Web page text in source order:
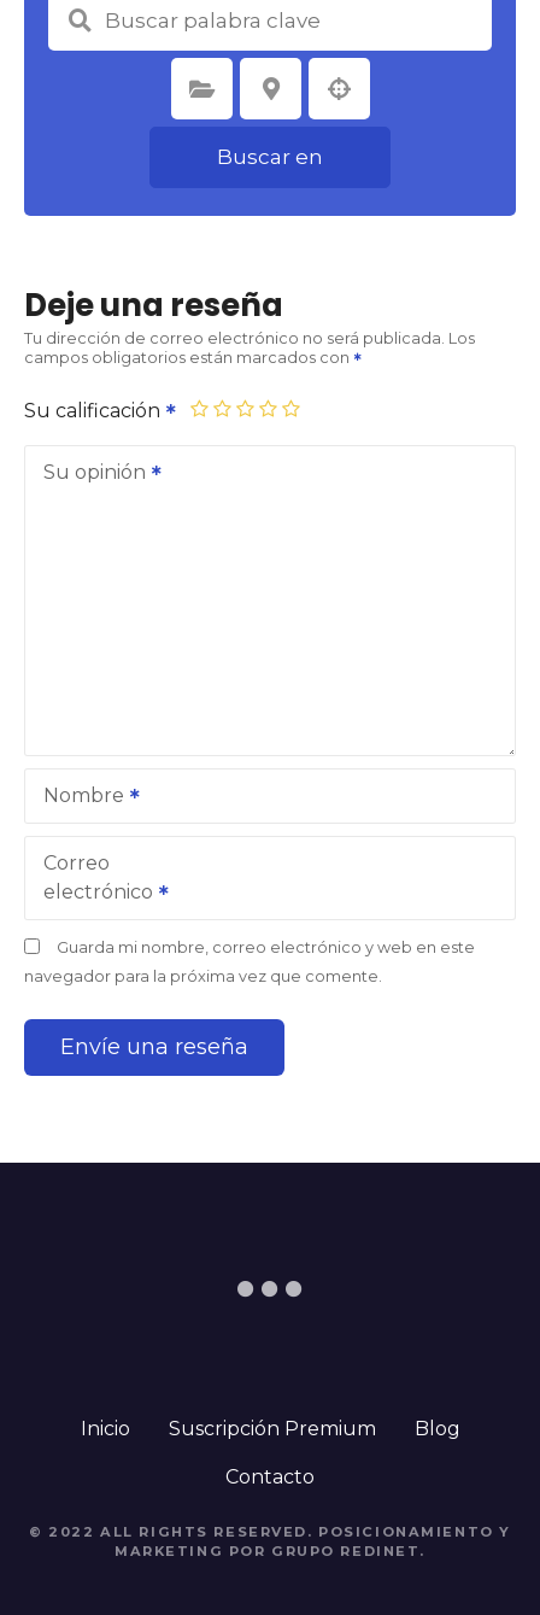
Seleccione la categoría Seleccione la ubicación
Buscar en
Deje una reseña
Tu dirección de correo electrónico no será publicada. Los
campos obligatorios están marcados con
Su calificación
Su opinión
Nombre
Correo
electrónico
Guarda mi nombre, correo electrónico y web en este
navegador para la próxima vez que comente.
Inicio Suscripción Premium Blog
Contacto
© 2022 ALL RIGHTS RESERVED. POSICIONAMIENTO Y
MARKETING POR GRUPO REDINET.